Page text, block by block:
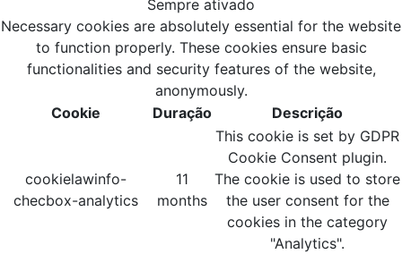
Sempre ativado
Necessary cookies are absolutely essential for the website
to function properly. These cookies ensure basic
functionalities and security features of the website,
anonymously.
Cookie
Duração Descrição
cookielawinfo-
checbox-analytics
11
months
This cookie is set by GDPR
Cookie Consent plugin.
The cookie is used to store
the user consent for the
cookies in the category
"Analytics".